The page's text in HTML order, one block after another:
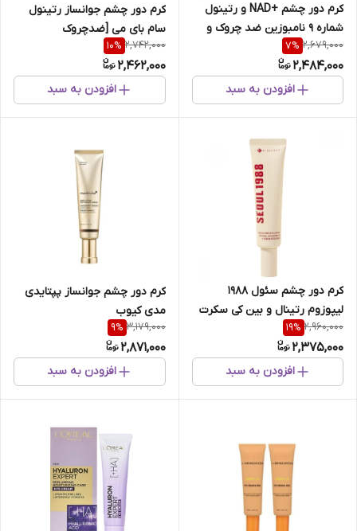
کرم دور چشم +NAD و رتینول
شماره 9 نامبوزین ضد چروک و
روشن کننده
2,679,000
7%
2,484,000
افزودن به سبد
کرم دور چشم جوانساز رتینول
سام بای می [ضدچروک
،روشن‌کننده ،مرطوب‌کننده ]
2,742,000
10%
2,462,000
افزودن به سبد
کرم دور چشم سئول 1988
لیپوزوم رتینال و بین کی سکرت
2,960,000
19%
2,375,000
افزودن به سبد
کرم دور چشم جوانساز پپتایدی
مدی کیوب
3,179,000
9%
2,871,000
افزودن به سبد